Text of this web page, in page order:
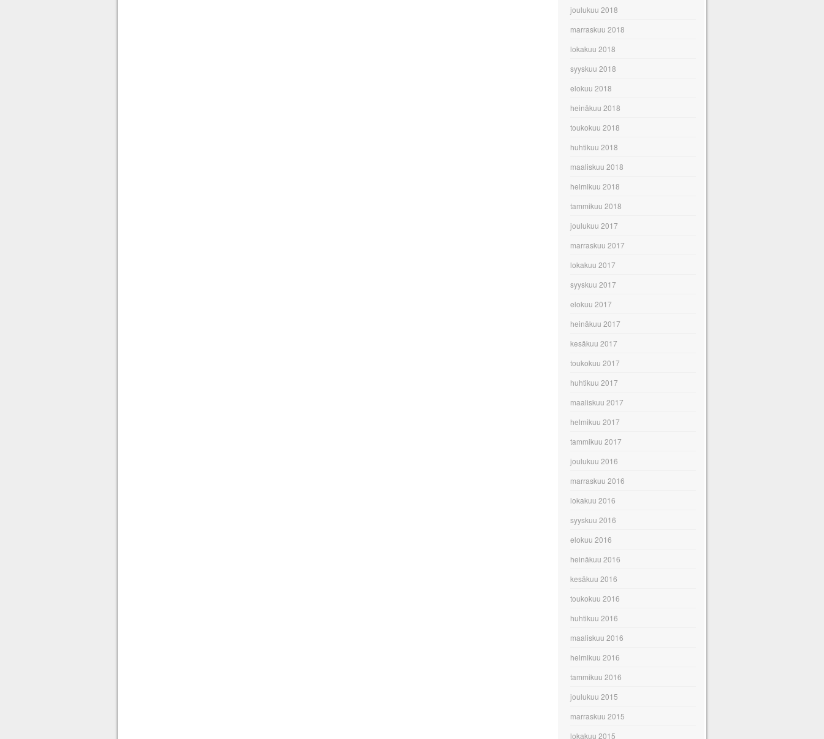
joulukuu 2018
marraskuu 2018
lokakuu 2018
syyskuu 2018
elokuu 2018
heinäkuu 2018
toukokuu 2018
huhtikuu 2018
maaliskuu 2018
helmikuu 2018
tammikuu 2018
joulukuu 2017
marraskuu 2017
lokakuu 2017
syyskuu 2017
elokuu 2017
heinäkuu 2017
kesäkuu 2017
toukokuu 2017
huhtikuu 2017
maaliskuu 2017
helmikuu 2017
tammikuu 2017
joulukuu 2016
marraskuu 2016
lokakuu 2016
syyskuu 2016
elokuu 2016
heinäkuu 2016
kesäkuu 2016
toukokuu 2016
huhtikuu 2016
maaliskuu 2016
helmikuu 2016
tammikuu 2016
joulukuu 2015
marraskuu 2015
lokakuu 2015